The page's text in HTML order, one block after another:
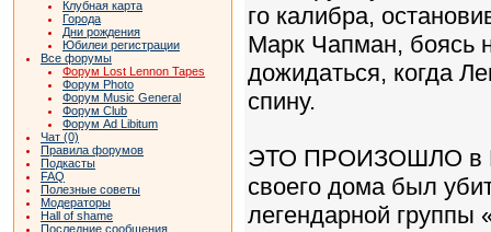
Клубная карта
Города
Дни рождения
Юбилеи регистрации
Все форумы
Форум Lost Lennon Tapes
Форум Photo
Форум Music General
Форум Club
Форум Ad Libitum
Чат (0)
Правила форумов
Подкасты
FAQ
Полезные советы
Модераторы
Hall of shame
Последние сообщения
го калибра,
Марк Чапман, боясь
дожидаться, когда
спину.
ЭТО ПРОИЗОШЛО в
своего дома был
легендарной группы